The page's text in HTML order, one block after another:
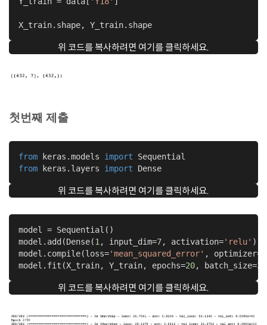
X_train.shape, Y_train.shape
위 코드를 복사하려면 여기를 클릭하세요.
첫번째 제출
from keras.models import
from keras.layers import Dense
위 코드를 복사하려면 여기를 클릭하세요.
model = Sequential()
model.add(Dense(1 , input_dim=7, activation='relu' ))
model.compile(loss='mean_squared_error' , optimizer=
model.fit(X_train, Y_train, epochs=20, batch_size=32
위 코드를 복사하려면 여기를 클릭하세요.